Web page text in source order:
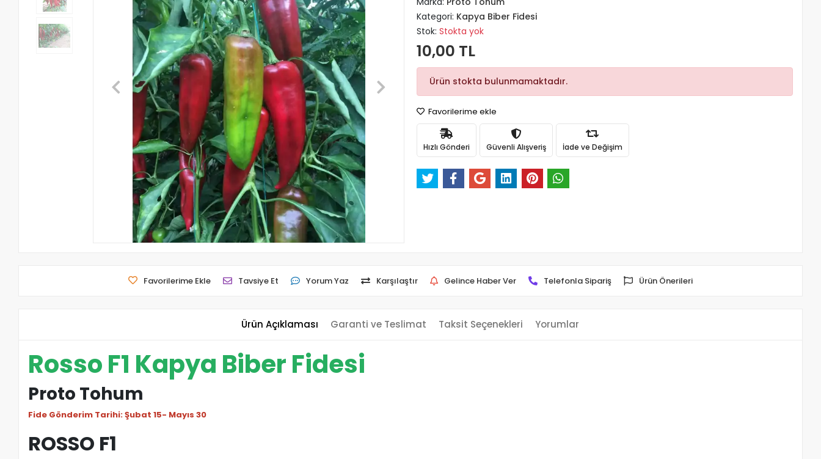
Kategori: Kapya Biber Fidesi
Stok: Stokta yok
10,00 TL
Ürün stokta bulunmamaktadır.
Favorilerime ekle
Hızlı Gönderi Güvenli Alışveriş İade ve Değişim
Favorilerime Ekle Tavsiye Et Yorum Yaz Karşılaştır Gelince Haber Ver Telefonla Sipariş Ürün Önerileri
Ürün Açıklaması Garanti ve Teslimat Taksit Seçenekleri Yorumlar
Rosso F1 Kapya Biber Fidesi
Proto Tohum
Fide Gönderim Tarihi: Şubat 15- Mayıs 30
ROSSO F1